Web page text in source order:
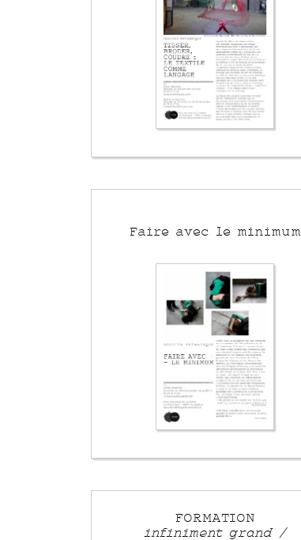
Faire avec le minimum
FORMATION
infiniment grand /